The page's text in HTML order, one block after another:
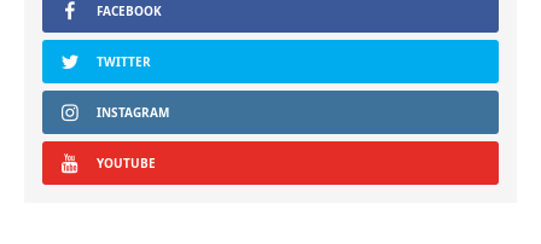
FACEBOOK
TWITTER
INSTAGRAM
YOUTUBE